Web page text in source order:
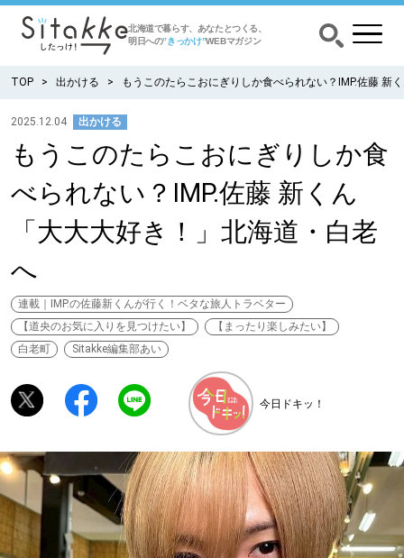
北海道で暮らす、あなたとつくる、
明日への”きっかけ”WEBマガジン
CATEGORY カテゴリー
食べる
暮らす
みがく
育む
深める
ゆるむ
SitakkeTV
TOP 出かける もうこのたらこおにぎりしか食べられない？IMP.佐藤 新
2025.12.04 出かける
もうこのたらこおにぎりしか食
べられない？IMP.佐藤 新くん
「大大大好き！」北海道・白老
へ
連載｜IMP.の佐藤新くんが行く！ベタな旅人トラベター
【道央のお気に入りを見つけたい】
【まったり楽しみたい】
白老町
Sitakke編集部あい
今日ドキッ！